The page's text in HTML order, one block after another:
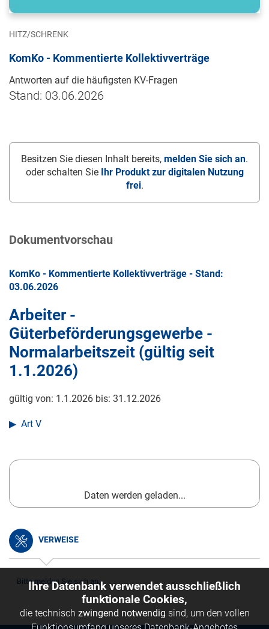
HITZ/SCHRENK
KomKo - Kommentierte Kollektivverträge
Antworten auf die häufigsten KV-Fragen
Stand: 03.06.2026
Besitzen Sie diesen Inhalt bereits, melden Sie sich an.
oder schalten Sie
Ihr Produkt zur digitalen Nutzung
frei.
Dokumentvorschau
KomKo - Kommentierte Kollektivverträge - Stand:
03.06.2026
Arbeiter -
Güterbeförderungsgewerbe -
Normalarbeitszeit (gültig seit
1.1.2026)
gültig von: 1.1.2026 bis: 31.12.2026
Art V
Daten werden geladen...
VERWEISE
Bitte melden Sie sich an.
Ihre Datenbank verwendet ausschließlich
funktionale Cookies,
die technisch zwingend notwendig sind, um den vollen